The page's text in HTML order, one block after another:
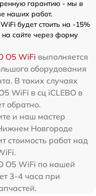
гарантию - мы в
наших работ.
будет стоить на -15%
сайте через форму
O5 WiFi выполняется
оборудования
В таких случаях
WiFi в сц iCLEBO в
обратно.
и наш мастер
Новгороде
стоимость работ над
O5 WiFi по нашей
3-4 часа при